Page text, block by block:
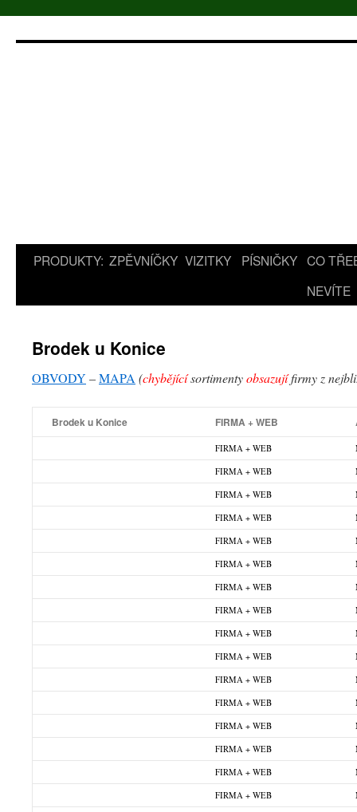
PRODUKTY: ZPĚVNÍČKY VIZITKY PÍSNIČKY CO
NEVÍTE
Brodek u Konice
OBVODY –MAPA (chybějícísortimentyobsazujífirmy z
Brodek u Konice FIRMA + WEB
FIRMA + WEB
FIRMA + WEB
FIRMA + WEB
FIRMA + WEB
FIRMA + WEB
FIRMA + WEB
FIRMA + WEB
FIRMA + WEB
FIRMA + WEB
FIRMA + WEB
FIRMA + WEB
FIRMA + WEB
FIRMA + WEB
FIRMA + WEB
FIRMA + WEB
FIRMA + WEB